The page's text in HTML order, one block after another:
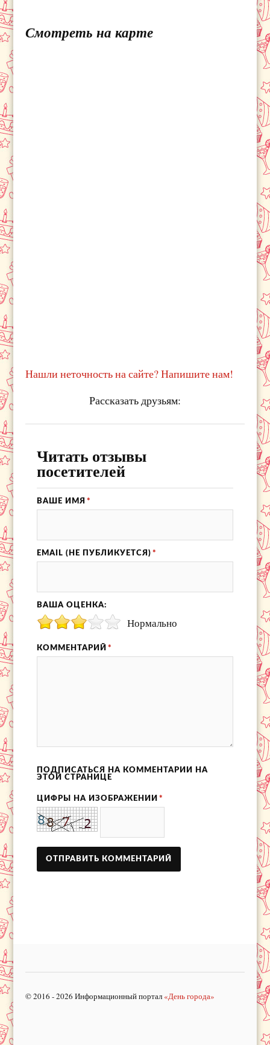
Смотреть на карте
Нашли неточность на сайте? Напишите нам!
Рассказать друзьям:
Читать отзывы
посетителей
ВАШЕ ИМЯ *
EMAIL (НЕ ПУБЛИКУЕТСЯ) *
ВАША ОЦЕНКА:
Нормально
КОММЕНТАРИЙ *
ПОДПИСАТЬСЯ НА КОММЕНТАРИИ НА
ЭТОЙ СТРАНИЦЕ
ЦИФРЫ НА ИЗОБРАЖЕНИИ *
© 2016 - 2026 Информационный портал «День города»